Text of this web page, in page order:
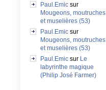
Paul.Emic sur
Mougeons, moutruches
et muselières (53)
Paul.Emic sur
Mougeons, moutruches
et muselières (53)
Paul.Emic sur Le
labyrinthe magique
(Philip José Farmer)